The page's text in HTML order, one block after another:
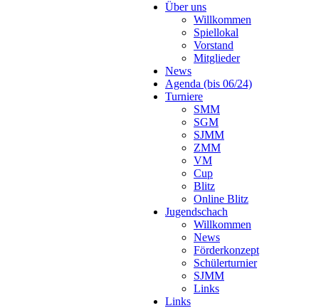
Über uns
Willkommen
Spiellokal
Vorstand
Mitglieder
News
Agenda (bis 06/24)
Turniere
SMM
SGM
SJMM
ZMM
VM
Cup
Blitz
Online Blitz
Jugendschach
Willkommen
News
Förderkonzept
Schülerturnier
SJMM
Links
Links